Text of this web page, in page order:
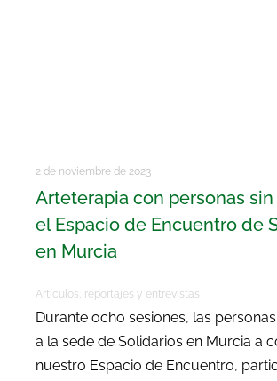
2 de noviembre de 2023
Arteterapia con personas
el Espacio de Encuentro de
en Murcia
Artículos, reportajes y entrevistas
Durante ocho sesiones, las
a la sede de Solidarios en Murcia a
nuestro Espacio de Encuentro,